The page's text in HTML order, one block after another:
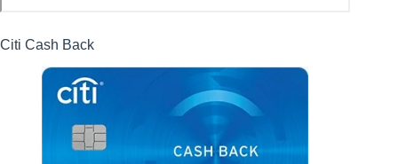
Citi Cash Back